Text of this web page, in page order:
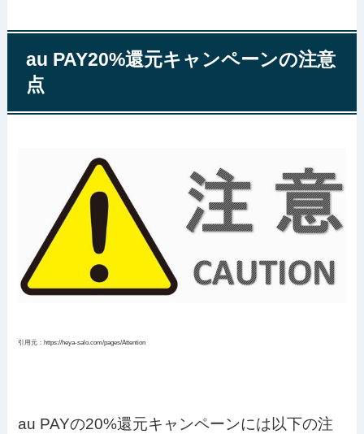
au PAY20%還元キャンペーンの注意
点
引用元：https://heya-salo.com/pages/Attention
au PAYの20%還元キャンペーンには以下の注